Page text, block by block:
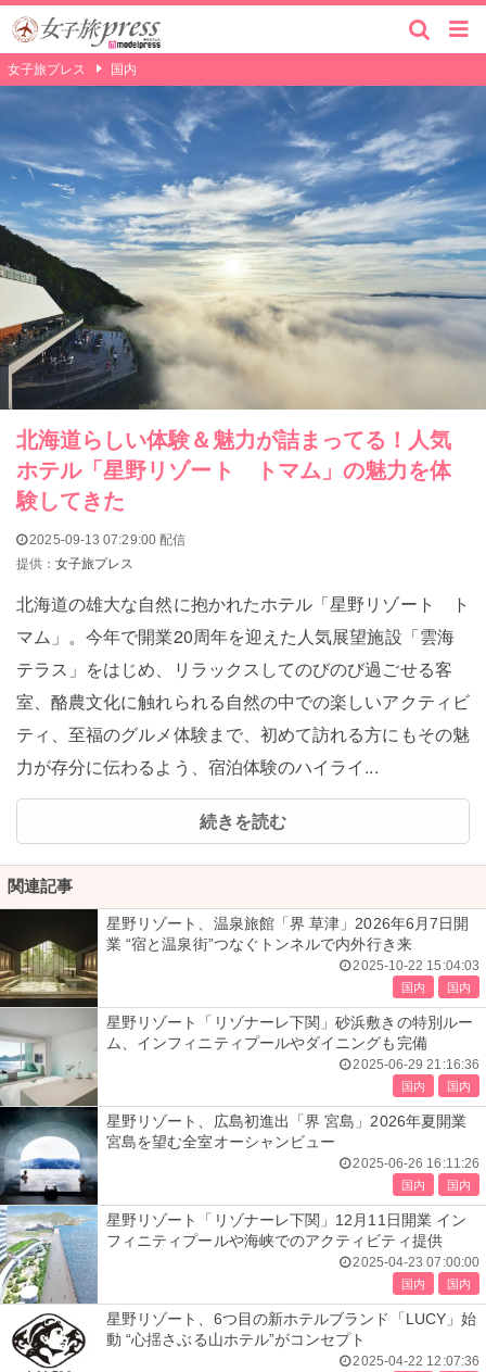
女子旅プレス 国内
北海道らしい体験＆魅力が詰まってる！人気
ホテル「星野リゾート トマム」の魅力を体
験してきた
2025-09-13 07:29:00 配信
提供：女子旅プレス
北海道の雄大な自然に抱かれたホテル「星野リゾート ト
マム」。今年で開業20周年を迎えた人気展望施設「雲海
テラス」をはじめ、リラックスしてのびのび過ごせる客
室、酪農文化に触れられる自然の中での楽しいアクティビ
ティ、至福のグルメ体験まで、初めて訪れる方にもその魅
力が存分に伝わるよう、宿泊体験のハイライ...
続きを読む
関連記事
星野リゾート、温泉旅館「界 草津」2026年6月7日開
業 “宿と温泉街”つなぐトンネルで内外行き来
2025-10-22 15:04:03
国内 国内
星野リゾート「リゾナーレ下関」砂浜敷きの特別ルー
ム、インフィニティプールやダイニングも完備
2025-06-29 21:16:36
国内 国内
星野リゾート、広島初進出「界 宮島」2026年夏開業
宮島を望む全室オーシャンビュー
2025-06-26 16:11:26
国内 国内
星野リゾート「リゾナーレ下関」12月11日開業 イン
フィニティプールや海峡でのアクティビティ提供
2025-04-23 07:00:00
国内 国内
星野リゾート、6つ目の新ホテルブランド「LUCY」始
動 “心揺さぶる山ホテル”がコンセプト
2025-04-22 12:07:36